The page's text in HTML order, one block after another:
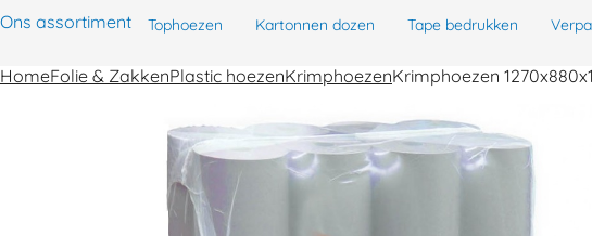
Ons assortiment Tophoezen Kartonnen dozen Tape bedrukken
HomeFolie & ZakkenPlastic hoezenKrimphoezenKrimphoezen